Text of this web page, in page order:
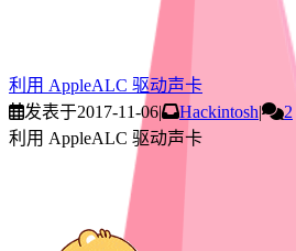
利用 AppleALC 驱动声卡
发表于2017-11-06| Hackintosh| 2
利用 AppleALC 驱动声卡